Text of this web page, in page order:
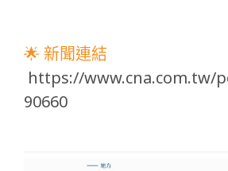
🌟 新聞連結
https://www.cna.com.tw/
90660